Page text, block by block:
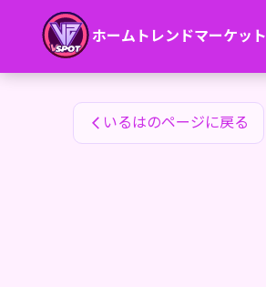
ホーム トレンドマーケット
いるはのファンアイテム
いるはのページに戻る
いるはのファンアイテム — 24karat